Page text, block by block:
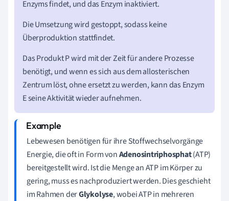
Enzyms findet, und das Enzym inaktiviert.
Die Umsetzung wird gestoppt, sodass keine
Überproduktion stattfindet.
Das Produkt P wird mit der Zeit für andere Prozesse
benötigt, und wenn es sich aus dem allosterischen
Zentrum löst, ohne ersetzt zu werden, kann das Enzym
E seine Aktivität wieder aufnehmen.
Lebewesen benötigen für ihre Stoffwechselvorgänge
Energie, die oft in Form vonAdenosintriphosphat(ATP)
bereitgestellt wird. Ist die Menge an ATP im Körper zu
gering, muss es nachproduziert werden. Dies geschieht
im Rahmen derGlykolyse, wobei ATP in mehreren